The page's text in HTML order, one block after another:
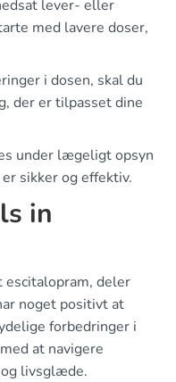
lever- eller
med lavere doser,
i dosen, skal du
der er tilpasset dine
under lægeligt opsyn
sikker og effektiv.
in
escitalopram, deler
noget positivt at
forbedringer i
at navigere
livsglæde.